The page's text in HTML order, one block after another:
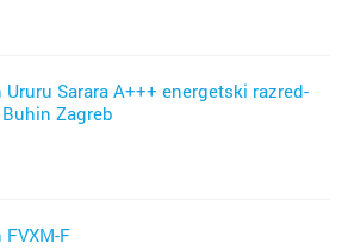
Ururu Sarara A+++ energetski razred-
Zagreb
FVXM-F